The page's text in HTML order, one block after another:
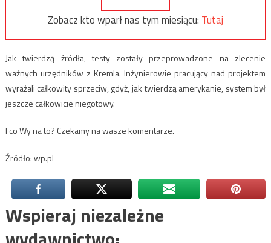
Zobacz kto wparł nas tym miesiącu: Tutaj
Jak twierdzą źródła, testy zostały przeprowadzone na zlecenie
ważnych urzędników z Kremla. Inżynierowie pracujący nad projektem
wyrażali całkowity sprzeciw, gdyż, jak twierdzą amerykanie, system był
jeszcze całkowicie niegotowy.
I co Wy na to? Czekamy na wasze komentarze.
Źródło: wp.pl
Wspieraj niezależne